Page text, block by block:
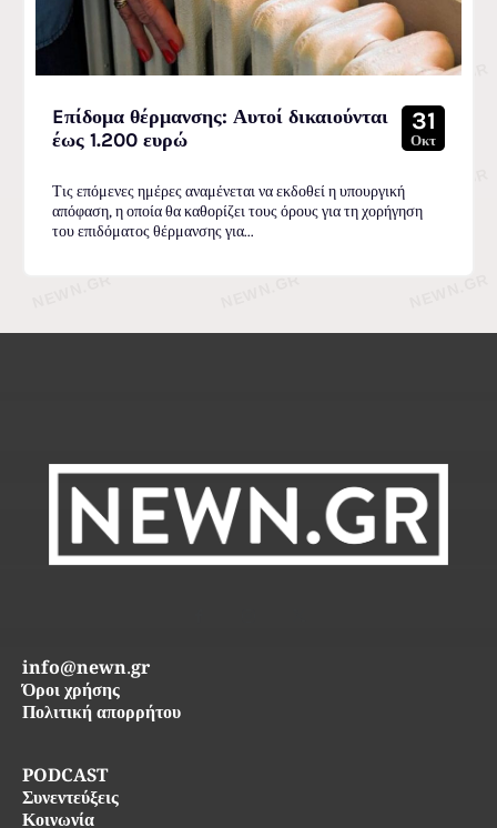
Eπίδομα θέρμανσης: Αυτοί δικαιούνται
έως 1.200 ευρώ
31
Οκτ
Τις επόμενες ημέρες αναμένεται να εκδοθεί η υπουργική
απόφαση, η οποία θα καθορίζει τους όρους για τη χορήγηση
του επιδόματος θέρμανσης για...
PODCAST
Συνεντεύξεις
Κοινωνία
info@newn.gr
Όροι χρήσης
Πολιτική απορρήτου